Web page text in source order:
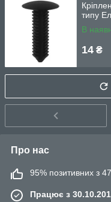
типу
В
14 ₴
Про нас
95% позитивних з
Працює з